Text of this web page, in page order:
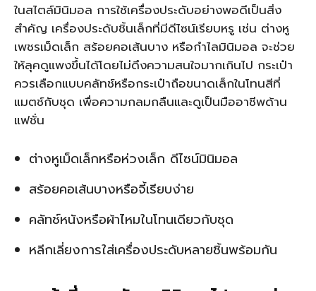
ในสไตล์มินิมอล การใช้เครื่องประดับอย่างพอดีเป็นสิ่ง
สำคัญ เครื่องประดับชิ้นเล็กที่มีดีไซน์เรียบหรู เช่น ต่างหู
เพชรเม็ดเล็ก สร้อยคอเส้นบาง หรือกำไลมินิมอล จะช่วย
ให้ลุคดูแพงขึ้นได้โดยไม่ดึงความสนใจมากเกินไป กระเป๋า
ควรเลือกแบบคลัทช์หรือกระเป๋าถือขนาดเล็กในโทนสีที่
แมตช์กับชุด เพื่อความกลมกลืนและดูเป็นมืออาชีพด้าน
แฟชั่น
ต่างหูเม็ดเล็กหรือห่วงเล็ก ดีไซน์มินิมอล
สร้อยคอเส้นบางหรือจี้เรียบง่าย
คลัทช์หนังหรือผ้าไหมในโทนเดียวกับชุด
หลีกเลี่ยงการใส่เครื่องประดับหลายชิ้นพร้อมกัน